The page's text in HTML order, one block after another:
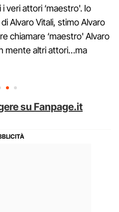
veri attori ‘maestro'. Io
Alvaro Vitali, stimo Alvaro
chiamare ‘maestro' Alvaro
mente altri attori…ma
su Fanpage.it